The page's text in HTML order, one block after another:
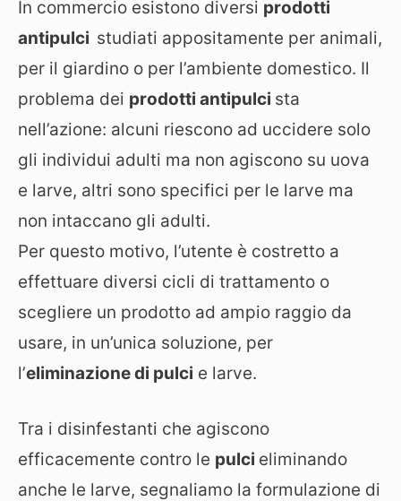
In commercio esistono diversi prodotti
antipulci studiati appositamente per animali,
per il giardino o per l’ambiente domestico. Il
problema dei prodotti antipulci sta
nell’azione: alcuni riescono ad uccidere solo
gli individui adulti ma non agiscono su uova
e larve, altri sono specifici per le larve ma
non intaccano gli adulti.
Per questo motivo, l’utente è costretto a
effettuare diversi cicli di trattamento o
scegliere un prodotto ad ampio raggio da
usare, in un’unica soluzione, per
l’eliminazione di pulci e larve.
Tra i disinfestanti che agiscono
efficacemente contro le pulci eliminando
anche le larve, segnaliamo la formulazione di